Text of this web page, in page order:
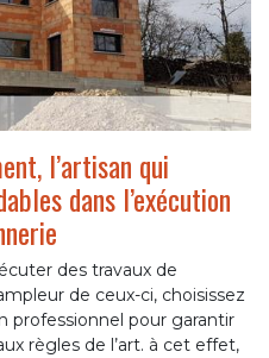
l’artisan qui
dans l’exécution
des travaux de
de ceux-ci, choisissez
professionnel pour garantir
règles de l’art. à cet effet,